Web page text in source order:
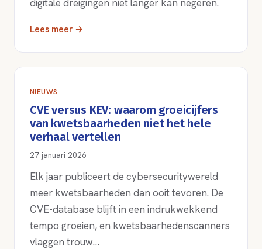
digitale dreigingen niet langer kan negeren.
Lees meer →
NIEUWS
CVE versus KEV: waarom groeicijfers
van kwetsbaarheden niet het hele
verhaal vertellen
27 januari 2026
Elk jaar publiceert de cybersecuritywereld
meer kwetsbaarheden dan ooit tevoren. De
CVE-database blijft in een indrukwekkend
tempo groeien, en kwetsbaarhedenscanners
vlaggen trouw…